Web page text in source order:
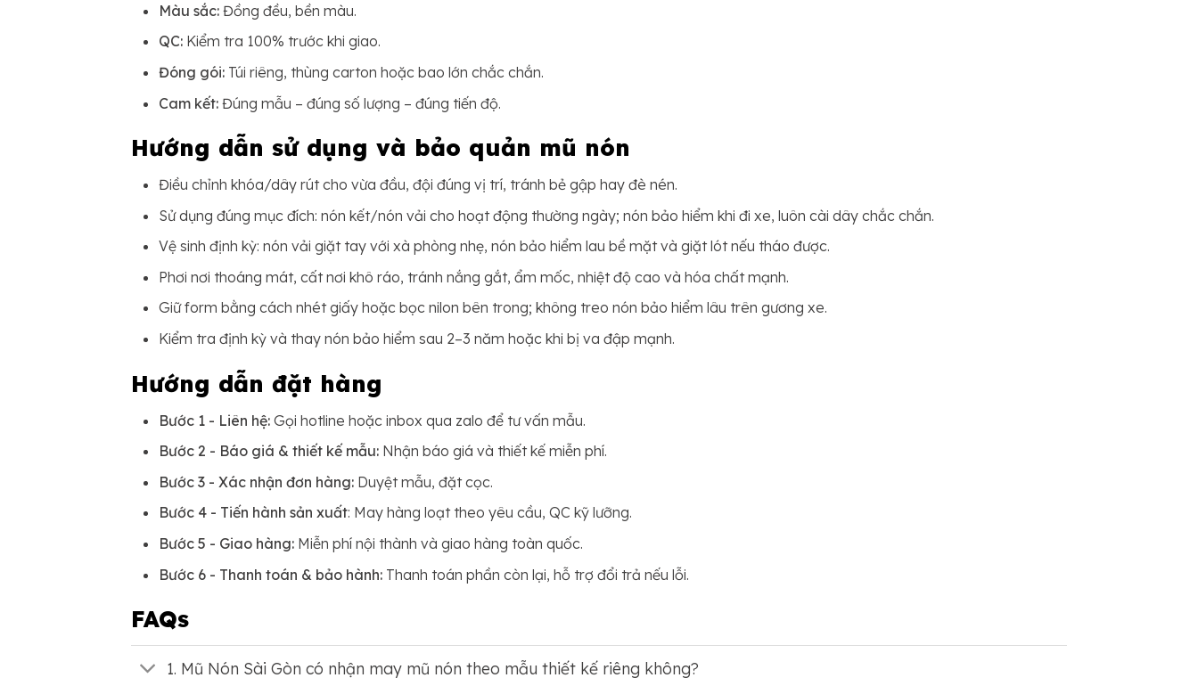
Màu sắc:Đồng đều, bền màu.
QC:Kiểm tra 100% trước khi giao.
Đóng gói:Túi riêng, thùng carton hoặc bao lớn chắc chắn.
Cam kết:Đúng mẫu – đúng số lượng – đúng tiến độ.
Hướng dẫn sử dụng và bảo quản mũ nón
Điều chỉnh khóa/dây rút cho vừa đầu, đội đúng vị trí, tránh bẻ gập hay đè nén.
Sử dụng đúng mục đích: nón kết/nón vải cho hoạt động thường ngày; nón bảo hiểm khi đi xe, luôn cài dây chắc chắn.
Vệ sinh định kỳ: nón vải giặt tay với xà phòng nhẹ, nón bảo hiểm lau bề mặt và giặt lót nếu tháo được.
Phơi nơi thoáng mát, cất nơi khô ráo, tránh nắng gắt, ẩm mốc, nhiệt độ cao và hóa chất mạnh.
Giữ form bằng cách nhét giấy hoặc bọc nilon bên trong; không treo nón bảo hiểm lâu trên gương xe.
Kiểm tra định kỳ và thay nón bảo hiểm sau 2–3 năm hoặc khi bị va đập mạnh.
Hướng dẫn đặt hàng
Bước 1 - Liên hệ:Gọi hotline hoặc inbox qua zalo để tư vấn mẫu.
Bước 2 - Báo giá & thiết kế mẫu:Nhận báo giá và thiết kế miễn phí.
Bước 3 - Xác nhận đơn hàng:Duyệt mẫu, đặt cọc.
Bước 4 - Tiến hành sản xuất: May hàng loạt theo yêu cầu, QC kỹ lưỡng.
Bước 5 - Giao hàng:Miễn phí nội thành và giao hàng toàn quốc.
Bước 6 - Thanh toán & bảo hành:Thanh toán phần còn lại, hỗ trợ đổi trả nếu lỗi.
FAQs
1. Mũ Nón Sài Gòn có nhận may mũ nón theo mẫu thiết kế riêng không?